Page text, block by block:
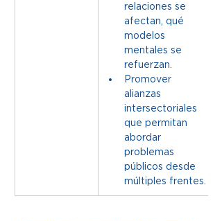
relaciones se
afectan, qué
modelos
mentales se
refuerzan.
Promover
alianzas
intersectoriales
que permitan
abordar
problemas
públicos desde
múltiples frentes.